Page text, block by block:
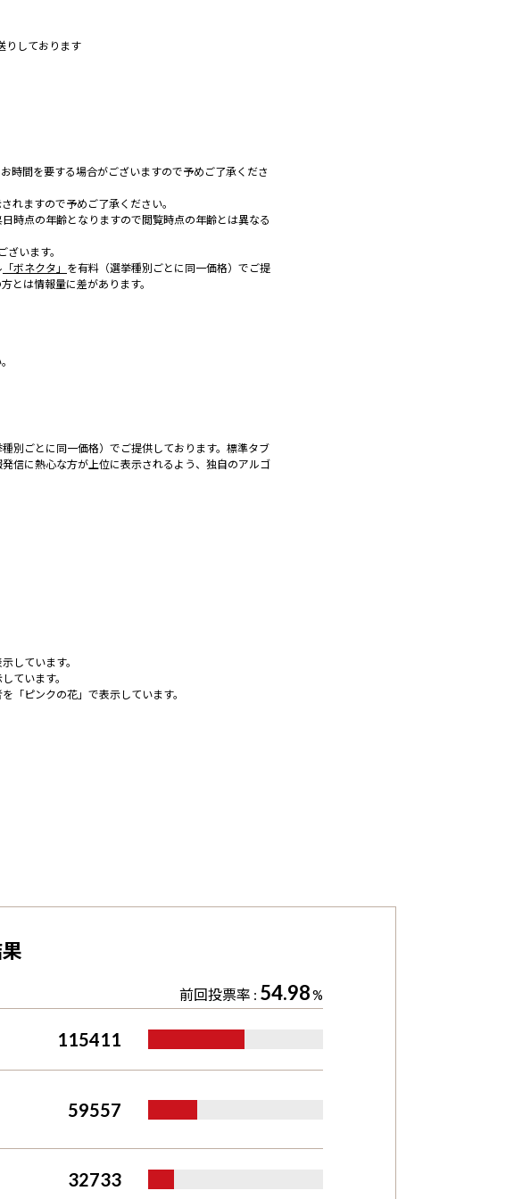
りしております
時間を要する場合がございますので予めご了承くださ
れますので予めご了承ください。
時点の年齢となりますので閲覧時点の年齢とは異なる
います。
「ボネクタ」 を有料（選挙種別ごとに同一価格）でご提
とは情報量に差があります。
別ごとに同一価格）でご提供しております。標準タブ
信に熱心な方が上位に表示されるよう、独自のアルゴ
しています。
ています。
「ピンクの花」で表示しています。
前回投票率 : 54.98%
115411
59557
32733